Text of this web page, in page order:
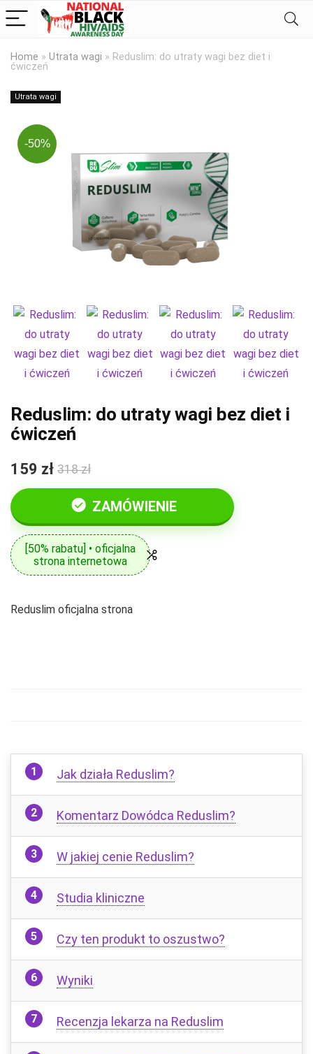
Home » Utrata wagi » Reduslim: do utraty wagi bez diet i
ćwiczeń
Utrata wagi
-50%
Reduslim: do utraty wagi bez diet i
ćwiczeń
159 zł 318 zł
ZAMÓWIENIE
[50% rabatu] • oficjalna
strona internetowa
Reduslim oficjalna strona
Jak działa Reduslim?
Komentarz Dowódca Reduslim?
W jakiej cenie Reduslim?
Studia kliniczne
Czy ten produkt to oszustwo?
Wyniki
Recenzja lekarza na Reduslim